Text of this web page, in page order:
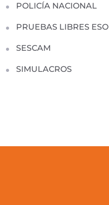
POLICÍA NACIONAL
PRUEBAS LIBRES ESO
SESCAM
SIMULACROS